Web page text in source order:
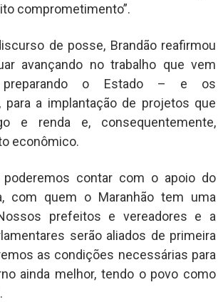
comprometimento”.
de posse, Brandão reafirmou
avançando no trabalho que vem
preparando o Estado – e os
para a implantação de projetos que
e renda e, consequentemente,
econômico.
poderemos contar com o apoio do
com quem o Maranhão tem uma
prefeitos e vereadores e a
serão aliados de primeira
as condições necessárias para
ainda melhor, tendo o povo como